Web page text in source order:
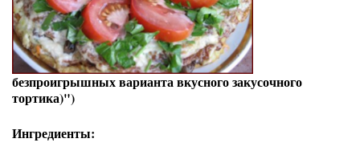
безпроигрышных варианта вкусного закусочного
тортика)")
Ингредиенты: